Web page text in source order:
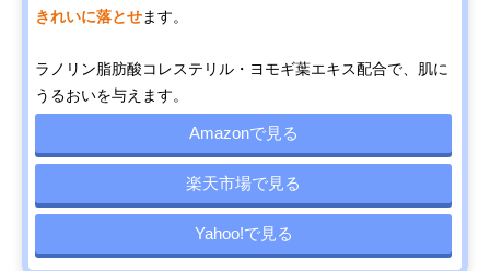
きれいに落とせます。
ラノリン脂肪酸コレステリル・ヨモギ葉エキス配合で、肌に
うるおいを与えます。
Amazonで見る
楽天市場で見る
Yahoo!で見る